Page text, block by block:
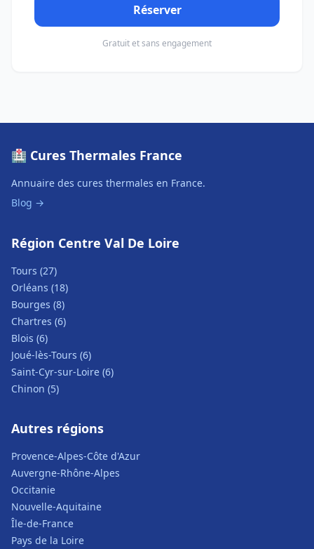
Réserver
Gratuit et sans engagement
🏥 Cures Thermales France
Annuaire des cures thermales en France.
Blog →
Région Centre Val De Loire
Tours (27)
Orléans (18)
Bourges (8)
Chartres (6)
Blois (6)
Joué-lès-Tours (6)
Saint-Cyr-sur-Loire (6)
Chinon (5)
Autres régions
Provence-Alpes-Côte d'Azur
Auvergne-Rhône-Alpes
Occitanie
Nouvelle-Aquitaine
Île-de-France
Pays de la Loire